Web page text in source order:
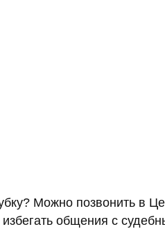
Можно позвонить в
общения с